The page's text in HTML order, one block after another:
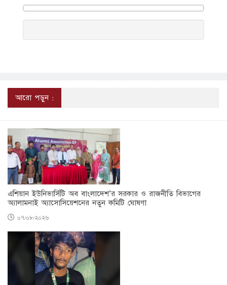
আরো পড়ুন :
এশিয়ান ইউনিভার্সিটি অব বাংলাদেশ’র সরকার ও রাজনীতি বিভাগের
অ্যালামনাই অ্যাসোসিয়েশনের নতুন কমিটি ঘোষণা
০৭/০৮/২০২৬